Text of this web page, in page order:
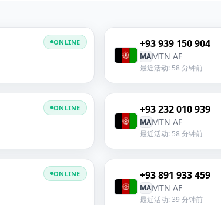
ONLINE +93 939 150 904
MAMTN AF
最近活动: 58 分钟前
ONLINE +93 232 010 939
MAMTN AF
最近活动: 58 分钟前
ONLINE +93 891 933 459
MAMTN AF
最近活动: 39 分钟前